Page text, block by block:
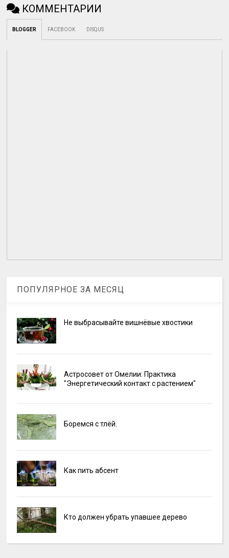
КОММЕНТАРИИ
BLOGGER FACEBOOK DISQUS
ПОПУЛЯРНОЕ ЗА МЕСЯЦ
Не выбрасывайте вишнёвые хвостики
Астросовет от Омелии: Практика
"Энергетический контакт с растением"
Боремся с тлёй.
Как пить абсент
Кто должен убрать упавшее дерево